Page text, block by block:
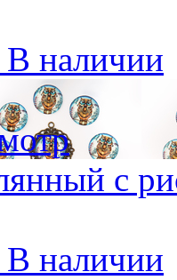
В наличии
с
В наличии